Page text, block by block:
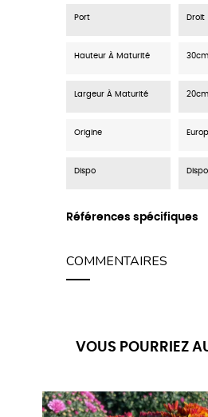
Port Droit
Hauteur À Maturité 30cm
Largeur À Maturité 20cm
Origine
Dispo
Références spécifiques
COMMENTAIRES
VOUS POURRIEZ